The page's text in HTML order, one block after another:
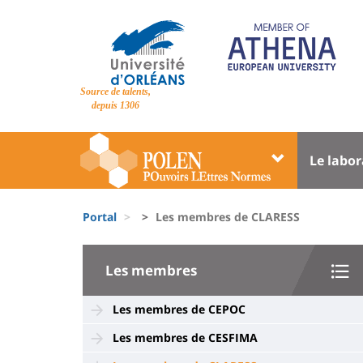
Site
Source de talents,
depuis 1306
Université
Block
liste
des
composantes
Menu
Le
d'Ariane
Portal Les membres de CLARESS
University
Sidebar
Les membres
Les membres de CEPOC
Les membres de CESFIMA